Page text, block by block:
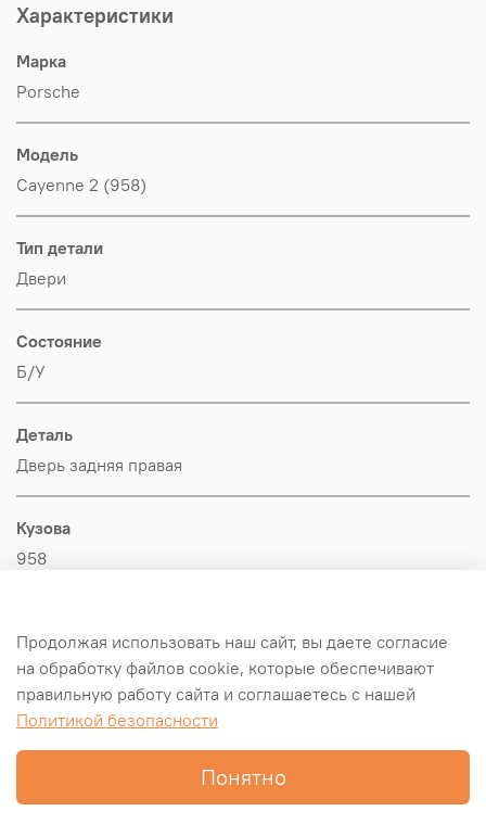
Характеристики
Марка
Porsche
Модель
Cayenne 2 (958)
Тип детали
Двери
Состояние
Б/У
Деталь
Дверь задняя правая
Кузова
958
VAG
Оригинал/Аналог
Продолжая использовать наш сайт, вы даете согласие
на обработку файлов cookie, которые обеспечивают
правильную работу сайта и соглашаетесь с нашей
Политикой безопасности
Понятно